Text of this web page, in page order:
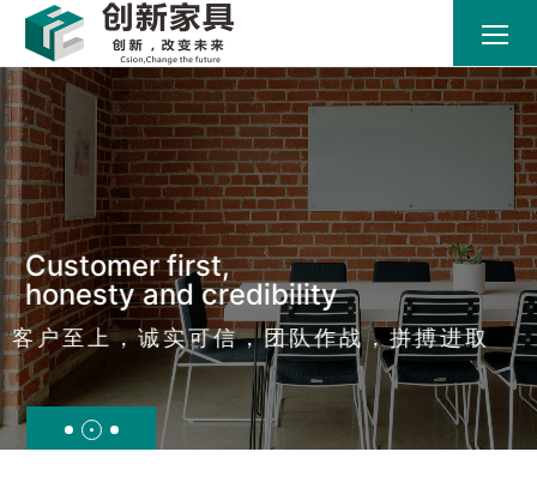
Customer first,
honesty and credibility
客户至上，诚实可信，团队作战，拼搏进取